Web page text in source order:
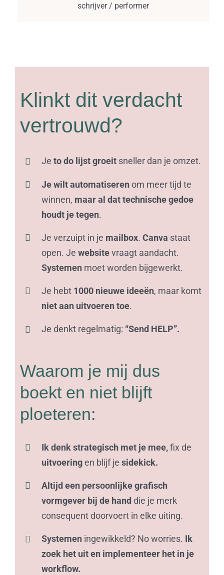
schrijver / performer
Klinkt dit verdacht
vertrouwd?
Jeto do lijst groeit sneller dan je omzet.
Je wilt automatiserenom meer tijd te
winnen, maar al dat technische gedoe
houdt je tegen.
Je verzuipt in je mailbox.Canva staat
open. Jewebsitevraagt aandacht.
Systemen moet worden bijgewerkt.
Je hebt 1000 nieuwe ideeën, maar komt
nietaan uitvoeren toe.
Je denkt regelmatig: “Send HELP”.
Waarom je mij dus
boekt en niet blijft
ploeteren:
Ik denk strategisch met je mee,fix de
uitvoeringen blijf je sidekick.
Altijd een persoonlijke grafisch
vormgever bij de hand die je merk
consequent doorvoert in elke uiting.
Systemen ingewikkeld? No worries. Ik
zoek het uit en implementeer het in je
workflow.